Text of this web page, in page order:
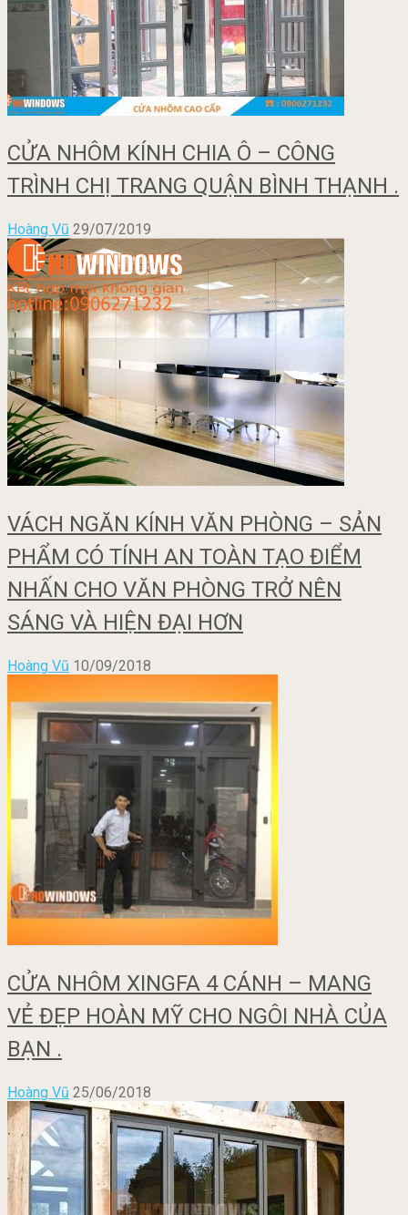
CỬA NHÔM KÍNH CHIA Ô – CÔNG
TRÌNH CHỊ TRANG QUẬN BÌNH THẠNH .
Hoàng Vũ 29/07/2019
VÁCH NGĂN KÍNH VĂN PHÒNG – SẢN
PHẨM CÓ TÍNH AN TOÀN TẠO ĐIỂM
NHẤN CHO VĂN PHÒNG TRỞ NÊN
SÁNG VÀ HIỆN ĐẠI HƠN
Hoàng Vũ 10/09/2018
CỬA NHÔM XINGFA 4 CÁNH – MANG
VẺ ĐẸP HOÀN MỸ CHO NGÔI NHÀ CỦA
BẠN .
Hoàng Vũ 25/06/2018